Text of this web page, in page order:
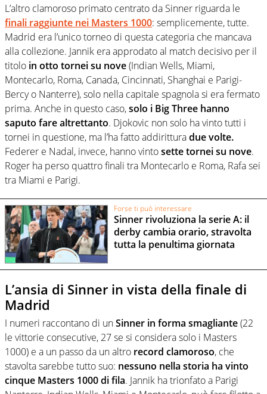
L’altro clamoroso primato centrato da Sinner riguarda le
finali raggiunte nei Masters 1000: semplicemente, tutte.
Madrid era l’unico torneo di questa categoria che mancava
alla collezione. Jannik era approdato al match decisivo per il
titolo in otto tornei su nove(Indian Wells, Miami,
Montecarlo, Roma, Canada, Cincinnati, Shanghai e Parigi-
Bercy o Nanterre), solo nella capitale spagnola si era fermato
prima. Anche in questo caso,solo i Big Three hanno
saputo fare altrettanto. Djokovic non solo ha vinto tutti i
tornei in questione, ma l’ha fatto addiritturadue volte.
Federer e Nadal, invece, hanno vintosette tornei su nove.
Roger ha perso quattro finali tra Montecarlo e Roma, Rafa sei
tra Miami e Parigi.
Forse ti può interessare
Sinner rivoluziona la serie A: il
derby cambia orario, stravolta
tutta la penultima giornata
L’ansia di Sinner in vista della finale di
Madrid
I numeri raccontano di unSinner in forma smagliante(22
le vittorie consecutive, 27 se si considera solo i Masters
1000) e a un passo da un altro record clamoroso, che
stavolta sarebbe tutto suo: nessuno nella storia ha vinto
cinque Masters 1000 di fila. Jannik ha trionfato a Parigi